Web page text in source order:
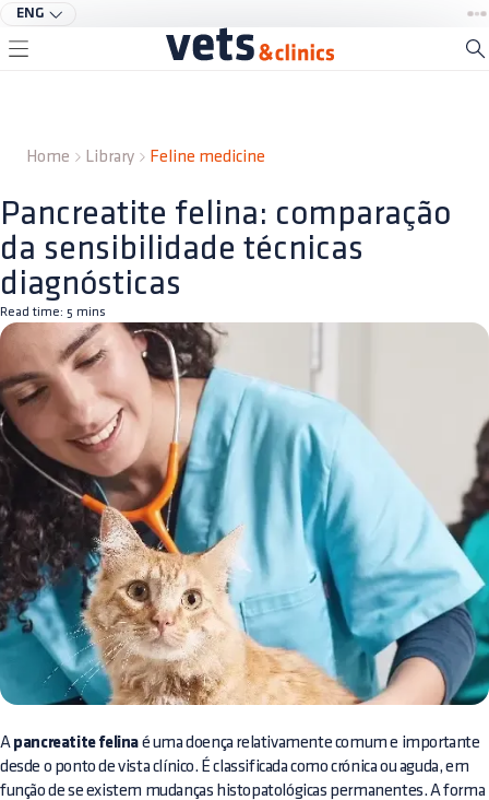
ENG
Home Library Feline medicine
Pancreatite felina: comparação
da sensibilidade técnicas
diagnósticas
Read time: 5 mins
A pancreatite felina é uma doença relativamente comum e importante
desde o ponto de vista clínico. É classificada como crónica ou aguda, em
função de se existem mudanças histopatológicas permanentes. A forma